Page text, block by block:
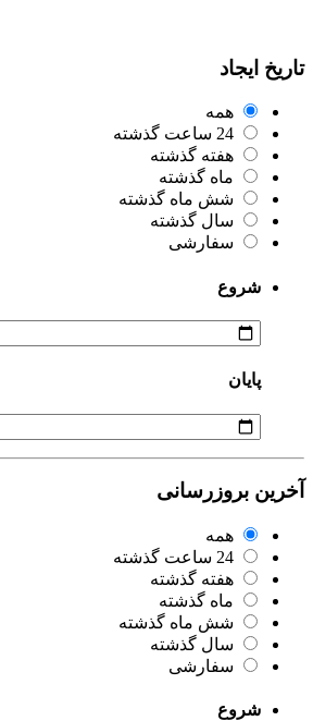
تاریخ ایجاد
همه
24 ساعت گذشته
هفته گذشته
ماه گذشته
شش ماه گذشته
سال گذشته
سفارشی
شروع
پایان
آخرین بروزرسانی
همه
24 ساعت گذشته
هفته گذشته
ماه گذشته
شش ماه گذشته
سال گذشته
سفارشی
شروع